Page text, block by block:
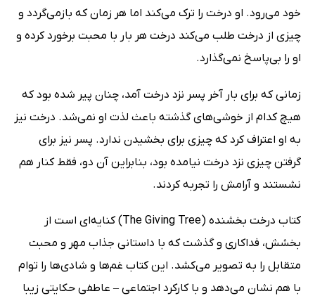
خود می‌رود. او درخت را ترک می‌کند اما هر زمان که بازمی‌گردد و
چیزی از درخت طلب می‌کند درخت هر بار با محبت برخورد کرده و
او را بی‌پاسخ نمی‌گذارد.
زمانی که برای بار آخر پسر نزد درخت آمد، چنان پیر شده بود که
هیچ کدام از خوشی‌های گذشته باعث لذت او نمی‌شد. درخت نیز
به او اعتراف کرد که چیزی برای بخشیدن ندارد. پسر نیز برای
گرفتن چیزی نزد درخت نیامده بود، بنابراین آن دو، فقط کنار هم
نشستند و آرامش را تجربه کردند.
کتاب درخت بخشنده (‌The Giving Tree) کنایه‌ای است از
بخشش، فداکاری و گذشت که با داستانی جذاب مهر و محبت
متقابل را به تصویر می‌کشد. این کتاب غم‌ها و شادی‌ها را توام
با هم نشان می‌دهد و با کارکرد اجتماعی – عاطفی حکایتی زیبا